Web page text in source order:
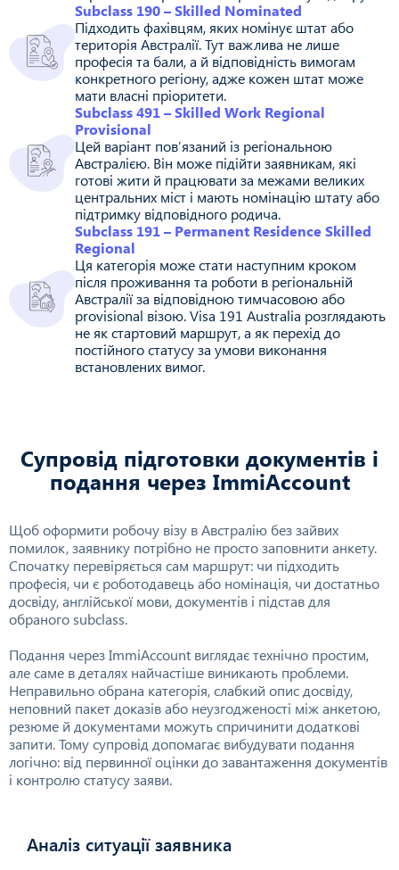
Subclass 190 – Skilled Nominated
Підходить фахівцям, яких номінує штат або
територія Австралії. Тут важлива не лише
професія та бали, а й відповідність вимогам
конкретного регіону, адже кожен штат може
мати власні пріоритети.
Subclass 491 – Skilled Work Regional
Provisional
Цей варіант пов’язаний із регіональною
Австралією. Він може підійти заявникам, які
готові жити й працювати за межами великих
центральних міст і мають номінацію штату або
підтримку відповідного родича.
Subclass 191 – Permanent Residence Skilled
Regional
Ця категорія може стати наступним кроком
після проживання та роботи в регіональній
Австралії за відповідною тимчасовою або
provisional візою. Visa 191 Australia розглядають
не як стартовий маршрут, а як перехід до
постійного статусу за умови виконання
встановлених вимог.
Супровід підготовки документів і
подання через ImmiAccount
Щоб оформити робочу візу в Австралію без зайвих
помилок, заявнику потрібно не просто заповнити анкету.
Спочатку перевіряється сам маршрут: чи підходить
професія, чи є роботодавець або номінація, чи достатньо
досвіду, англійської мови, документів і підстав для
обраного subclass.
Подання через ImmiAccount виглядає технічно простим,
але саме в деталях найчастіше виникають проблеми.
Неправильно обрана категорія, слабкий опис досвіду,
неповний пакет доказів або неузгодженості між анкетою,
резюме й документами можуть спричинити додаткові
запити. Тому супровід допомагає вибудувати подання
логічно: від первинної оцінки до завантаження документів
і контролю статусу заяви.
Аналіз ситуації заявника